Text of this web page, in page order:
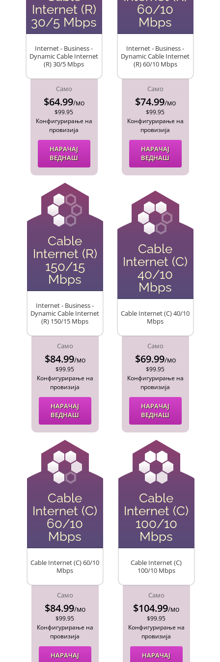
Internet (R)
30/5 Mbps
Internet - Business -
Dynamic Cable Internet
(R) 30/5 Mbps
Само
$64.99/мо
$99.95
Конфигурирање на
провизија
НАРАЧАЈ
ВЕДНАШ
60/10
Mbps
Internet - Business -
Dynamic Cable Internet
(R) 60/10 Mbps
Само
$74.99/мо
$99.95
Конфигурирање на
провизија
НАРАЧАЈ
ВЕДНАШ
Cable
Internet (R)
150/15
Mbps
Internet - Business -
Dynamic Cable Internet
(R) 150/15 Mbps
Само
$84.99/мо
$99.95
Конфигурирање на
провизија
НАРАЧАЈ
ВЕДНАШ
Cable
Internet (C)
40/10
Mbps
Cable Internet (C) 40/10
Mbps
Само
$69.99/мо
$99.95
Конфигурирање на
провизија
НАРАЧАЈ
ВЕДНАШ
Cable
Internet (C)
60/10
Mbps
Cable Internet (C) 60/10
Mbps
Само
$84.99/мо
$99.95
Конфигурирање на
провизија
НАРАЧАЈ
Cable
Internet (C)
100/10
Mbps
Cable Internet (C)
100/10 Mbps
Само
$104.99/мо
$99.95
Конфигурирање на
провизија
НАРАЧАЈ